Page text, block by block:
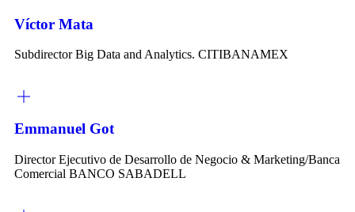
Víctor Mata
Subdirector Big Data and Analytics. CITIBANAMEX
Emmanuel Got
Director Ejecutivo de Desarrollo de Negocio & Marketing/Banca
Comercial BANCO SABADELL